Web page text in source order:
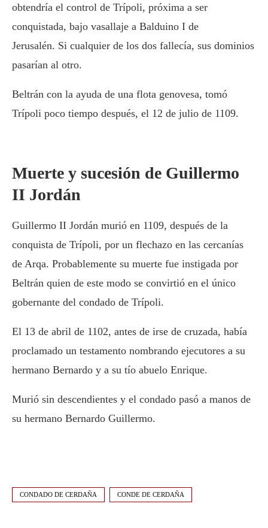
obtendría el control de Trípoli, próxima a ser
conquistada, bajo vasallaje a Balduino I de
Jerusalén. Si cualquier de los dos fallecía, sus dominios
pasarían al otro.
Beltrán con la ayuda de una flota genovesa, tomó
Trípoli poco tiempo después, el 12 de julio de 1109.
Muerte y sucesión de Guillermo
II Jordán
Guillermo II Jordán murió en 1109, después de la
conquista de Trípoli, por un flechazo en las cercanías
de Arqa. Probablemente su muerte fue instigada por
Beltrán quien de este modo se convirtió en el único
gobernante del condado de Trípoli.
El 13 de abril de 1102, antes de irse de cruzada, había
proclamado un testamento nombrando ejecutores a su
hermano Bernardo y a su tío abuelo Enrique.
Murió sin descendientes y el condado pasó a manos de
su hermano Bernardo Guillermo.
CONDADO DE CERDAÑA CONDE DE CERDAÑA